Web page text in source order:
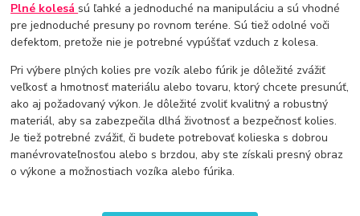
Plné kolesá sú ľahké a jednoduché na manipuláciu a sú vhodné
pre jednoduché presuny po rovnom teréne. Sú tiež odolné voči
defektom, pretože nie je potrebné vypúšťať vzduch z kolesa.
Pri výbere plných kolies pre vozík alebo fúrik je dôležité zvážiť
veľkosť a hmotnosť materiálu alebo tovaru, ktorý chcete presunúť,
ako aj požadovaný výkon. Je dôležité zvoliť kvalitný a robustný
materiál, aby sa zabezpečila dlhá životnosť a bezpečnosť kolies.
Je tiež potrebné zvážiť, či budete potrebovať kolieska s dobrou
manévrovateľnosťou alebo s brzdou, aby ste získali presný obraz
o výkone a možnostiach vozíka alebo fúrika.